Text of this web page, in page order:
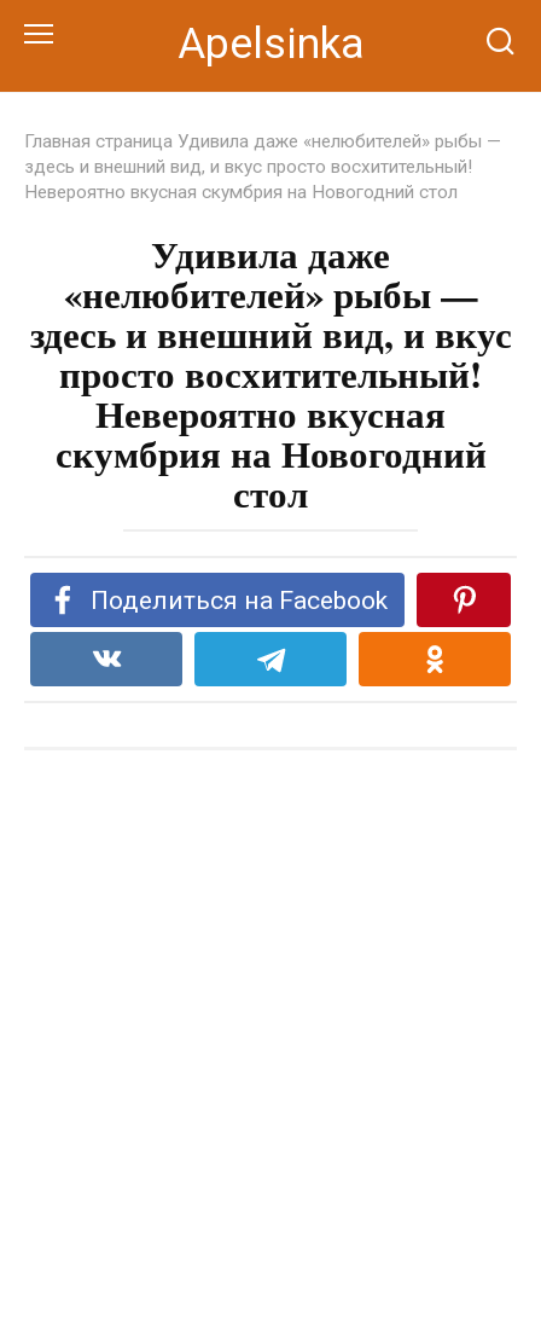
Apelsinka
Главная страница Удивила даже «нелюбителей» рыбы —
здесь и внешний вид, и вкус просто восхитительный!
Невероятно вкусная скумбрия на Новогодний стол
Удивила даже
«нелюбителей» рыбы —
здесь и внешний вид, и вкус
просто восхитительный!
Невероятно вкусная
скумбрия на Новогодний
стол
Поделиться на Facebook